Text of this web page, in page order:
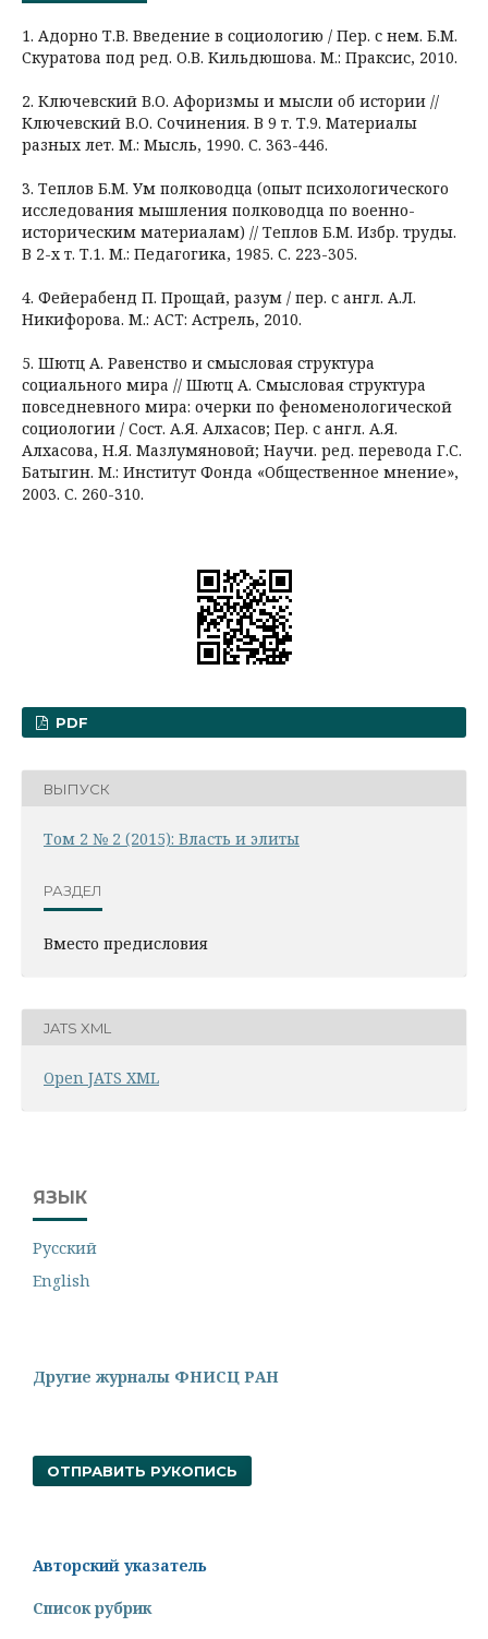
1. Адорно Т.В. Введение в социологию / Пер. с нем. Б.М.
Скуратова под ред. О.В. Кильдюшова. М.: Праксис, 2010.
2. Ключевский В.О. Афоризмы и мысли об истории //
Ключевский В.О. Сочинения. В 9 т. Т.9. Материалы
разных лет. М.: Мысль, 1990. С. 363-446.
3. Теплов Б.М. Ум полководца (опыт психологического
исследования мышления полководца по военно-
историческим материалам) // Теплов Б.М. Избр. труды.
В 2-х т. Т.1. М.: Педагогика, 1985. С. 223-305.
4. Фейерабенд П. Прощай, разум / пер. с англ. А.Л.
Никифорова. М.: ACT: Астрель, 2010.
5. Шютц А. Равенство и смысловая структура
социального мира // Шютц А. Смысловая структура
повседневного мира: очерки по феноменологической
социологии / Сост. А.Я. Алхасов; Пер. с англ. А.Я.
Алхасова, Н.Я. Мазлумяновой; Научи. ред. перевода Г.С.
Батыгин. М.: Институт Фонда «Общественное мнение»,
2003. С. 260-310.
PDF
ВЫПУСК
Том 2 № 2 (2015): Власть и элиты
РАЗДЕЛ
Вместо предисловия
JATS XML
Open JATS XML
ЯЗЫК
Русский
English
Другие журналы ФНИСЦ РАН
ОТПРАВИТЬ РУКОПИСЬ
Авторский указатель
Список рубрик